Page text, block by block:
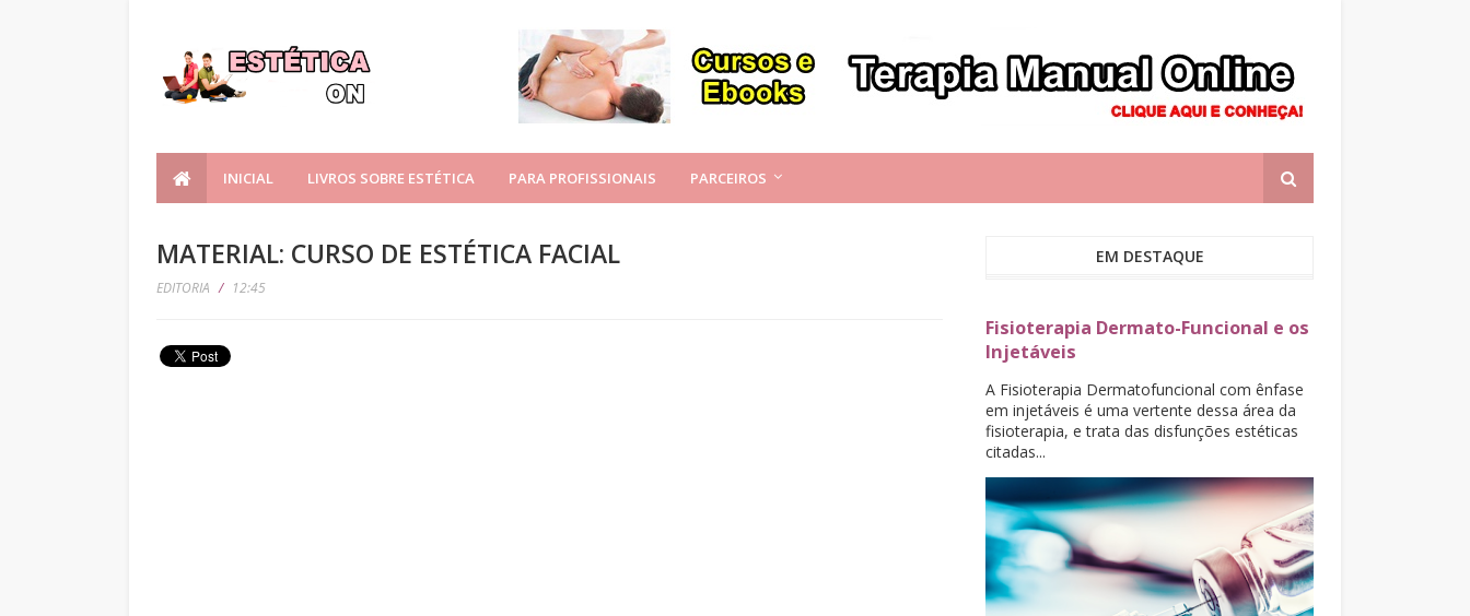
INICIAL LIVROS SOBRE ESTÉTICA PARA PROFISSIONAIS PARCEIROS
MATERIAL: CURSO DE ESTÉTICA FACIAL
EDITORIA / 12:45
EM DESTAQUE
Fisioterapia Dermato-Funcional e os
Injetáveis
A Fisioterapia Dermatofuncional com ênfase
em injetáveis é uma vertente dessa área da
fisioterapia, e trata das disfunções estéticas
citadas...